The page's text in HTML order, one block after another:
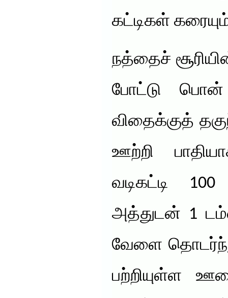
கட்டிகள்
நத்தைச்
போட்டு பொன்
விதைக்குத்
ஊற்றி
வடிகட்டி 100
அத்துடன் 1
வேளை
பற்றியுள்ள